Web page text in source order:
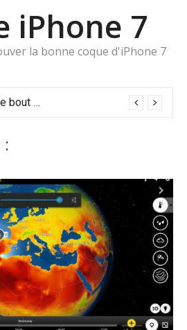
iPhone 7
la bonne coque d'iPhone 7
iOS 6.1.1 pointe le bout de son nez
: